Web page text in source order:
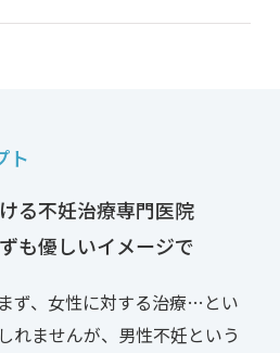
ト
る不妊治療専門医院
も優しいイメージで
ず、女性に対する治療…とい
れませんが、男性不妊という